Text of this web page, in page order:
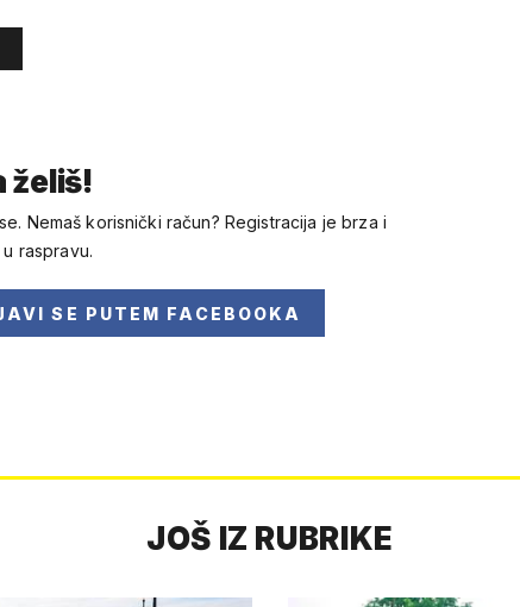
želiš!
Nemaš korisnički račun? Registracija je brza i
raspravu.
SE PUTEM FACEBOOKA
JOŠ IZ RUBRIKE